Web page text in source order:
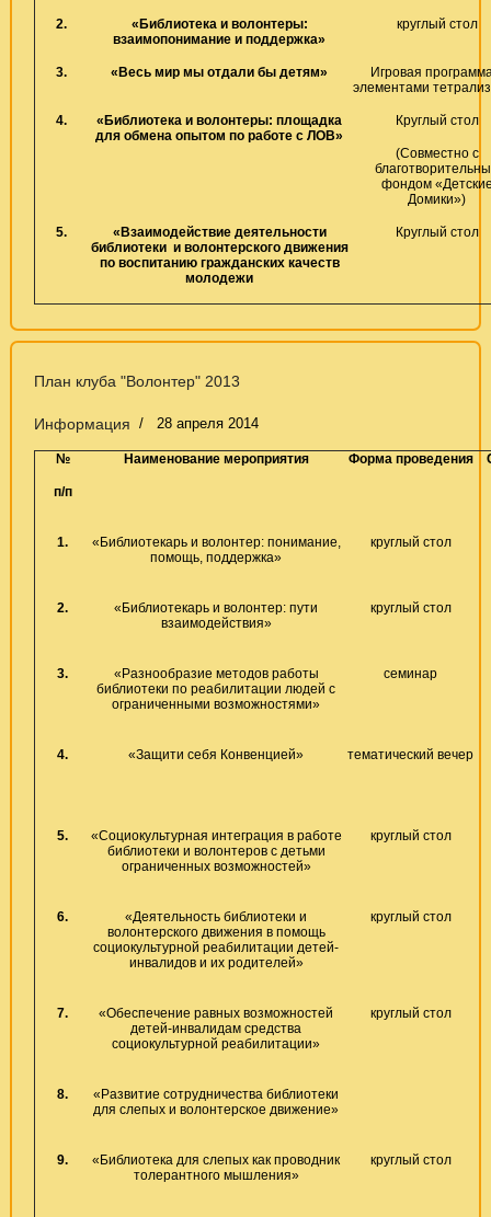
2.
«Библиотека и волонтеры:
взаимопонимание и поддержка»
круглый стол
3. «Весь мир мы отдали бы детям»
Игровая
элементами
4.
«Библиотека и волонтеры: площадка
для обмена опытом по работе с ЛОВ»
Круглый стол
(Совместно с
фондом
Домики»)
5.
«Взаимодействие деятельности
библиотеки и волонтерского движения
по воспитанию гражданских качеств
молодежи
Круглый стол
План клуба "Волонтер" 2013
Информация 28 апреля 2014
№
п/п
Наименование мероприятия Форма проведения
1.
«Библиотекарь и волонтер: понимание,
помощь, поддержка»
круглый стол
2.
«Библиотекарь и волонтер: пути
взаимодействия»
круглый стол
3.
«Разнообразие методов работы
библиотеки по реабилитации людей с
ограниченными возможностями»
семинар
4. «Защити себя Конвенцией» тематический вечер
5.
«Социокультурная интеграция в работе
библиотеки и волонтеров с детьми
ограниченных возможностей»
круглый стол
6.
«Деятельность библиотеки и
волонтерского движения в помощь
социокультурной реабилитации детей-
инвалидов и их родителей»
круглый стол
7.
«Обеспечение равных возможностей
детей-инвалидам средства
социокультурной реабилитации»
круглый стол
8.
«Развитие сотрудничества библиотеки
для слепых и волонтерское движение»
9.
«Библиотека для слепых как проводник
толерантного мышления»
круглый стол